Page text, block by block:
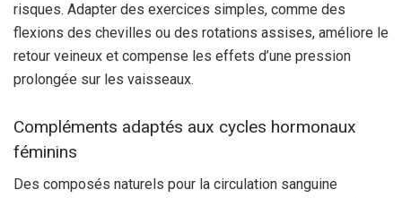
risques. Adapter des exercices simples, comme des
flexions des chevilles ou des rotations assises, améliore le
retour veineux et compense les effets d’une pression
prolongée sur les vaisseaux.
Compléments adaptés aux cycles hormonaux
féminins
Des composés naturels pour la circulation sanguine